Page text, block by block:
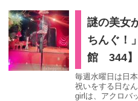
謎の美女
ちんぐ！
館 344】
毎週水曜日は日
祝いをする日な
girlは、アクロバ